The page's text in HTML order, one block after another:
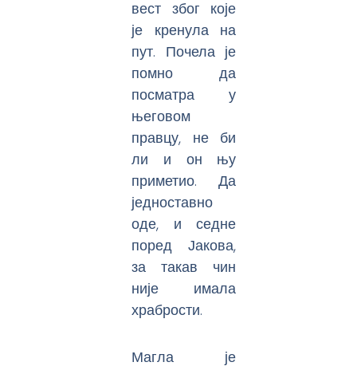
вест због које
је кренула на
пут. Почела је
помно да
посматра у
његовом
правцу, не би
ли и он њу
приметио. Да
једноставно
оде, и седне
поред Јакова,
за такав чин
није имала
храбрости.
Магла је